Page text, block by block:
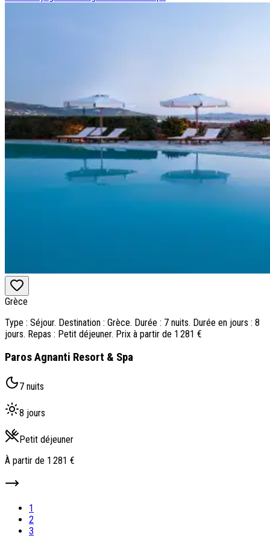
Grèce
Type : Séjour. Destination : Grèce. Durée : 7 nuits. Durée en jours : 8
jours. Repas : Petit déjeuner. Prix à partir de 1 281 €
Paros Agnanti Resort & Spa
7 nuits
8 jours
Petit déjeuner
À partir de 1 281 €
1
2
3